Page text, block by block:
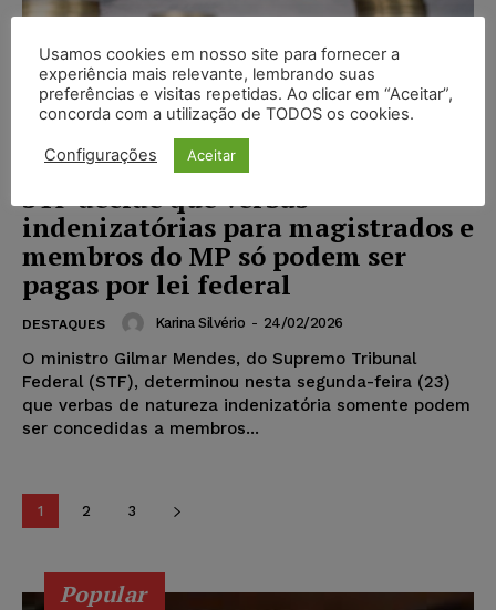
STF decide que verbas
indenizatórias para magistrados e
membros do MP só podem ser
pagas por lei federal
DESTAQUES Karina Silvério - 24/02/2026
O ministro Gilmar Mendes, do Supremo Tribunal
Federal (STF), determinou nesta segunda-feira (23)
que verbas de natureza indenizatória somente podem
ser concedidas a membros...
1 2 3
Popular
Usamos cookies em nosso site para fornecer a
experiência mais relevante, lembrando suas
preferências e visitas repetidas. Ao clicar em “Aceitar”,
concorda com a utilização de TODOS os cookies.
Configurações Aceitar